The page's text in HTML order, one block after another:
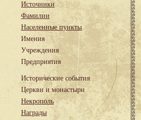
Источники
Фамилии
Населенные пункты
Имения
Учреждения
Предприятия
Исторические события
Церкви и монастыри
Некрополь
Награды